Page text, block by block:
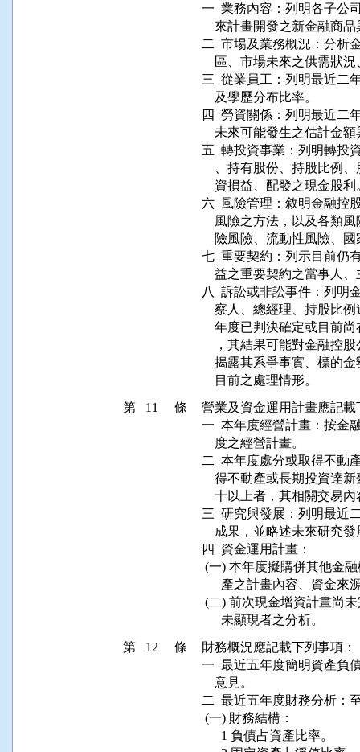
一  業務內容：列明各子公
來計畫開發之新金融商
二  市場及業務概況：分析
區、市場未來之供需狀
三  從業員工：列明最近二
    及學歷分布比率。
四  勞資關係：列明最近二
未來可能發生之估計金
五  轉投資事業：列明轉投
、持有股份、持股比例
資損益、配發之現金股利
六  風險管理：敘明金融控
風險之方法，以及各類
險風險、流動性風險、
七  重要契約：列示目前仍
益之重要契約之當事人
八  訴訟或非訟事件：列明
察人、總經理、持股比
年度已判決確定或目前
，其結果可能對金融控
揭露其系爭事實、標的
第 11 條
營業及資金運用計畫應記載
一  本年度經營計畫：按金
    度之經營計畫。
二  本年度處分或取得不動
得不動產或長期投資達
十以上者，其相關交易
三  研究與發展：列明最近
成果，並略述未來研究
四  資金運用計畫：
(一) 本年度擬購併其他金
產之計畫內容、資金
(二) 前次現金增資計畫尚
第 12 條
財務概況應記載下列事項：
一  最近五年度簡明資產負
    意見。
二  最近五年度財務分析：
(一) 財務結構：
      1 負債占資產比率。